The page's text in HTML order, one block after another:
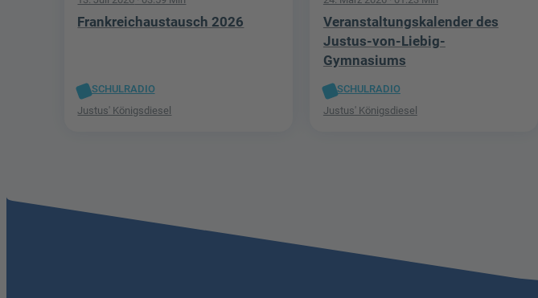
Frankreichaustausch 2026
SCHULRADIO
Justus' Königsdiesel
Veranstaltungskalender des
Justus-von-Liebig-
Gymnasiums
SCHULRADIO
Justus' Königsdiesel